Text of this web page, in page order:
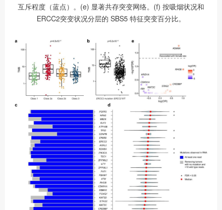
互斥程度（蓝点）。(e) 显著共存突变网络。(f) 按吸烟状况和
ERCC2突变状况分层的 SBS5 特征突变百分比。